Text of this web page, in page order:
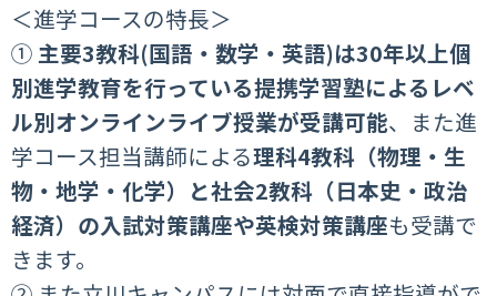
＜進学コースの特長＞
① 主要3教科(国語・数学・英語)は30年以上個
別進学教育を行っている提携学習塾によるレベ
ル別オンラインライブ授業が受講可能、また進
学コース担当講師による理科4教科（物理・生
物・地学・化学）と社会2教科（日本史・政治
経済）の入試対策講座や英検対策講座も受講で
きます。